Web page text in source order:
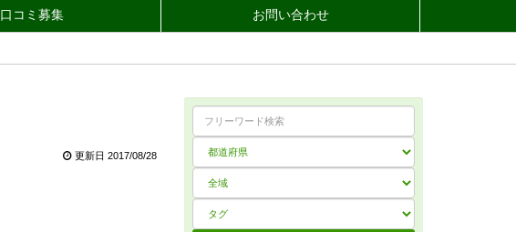
口コミ募集 お問い合わせ
更新日 2017/08/28